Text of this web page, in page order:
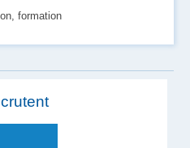
formation